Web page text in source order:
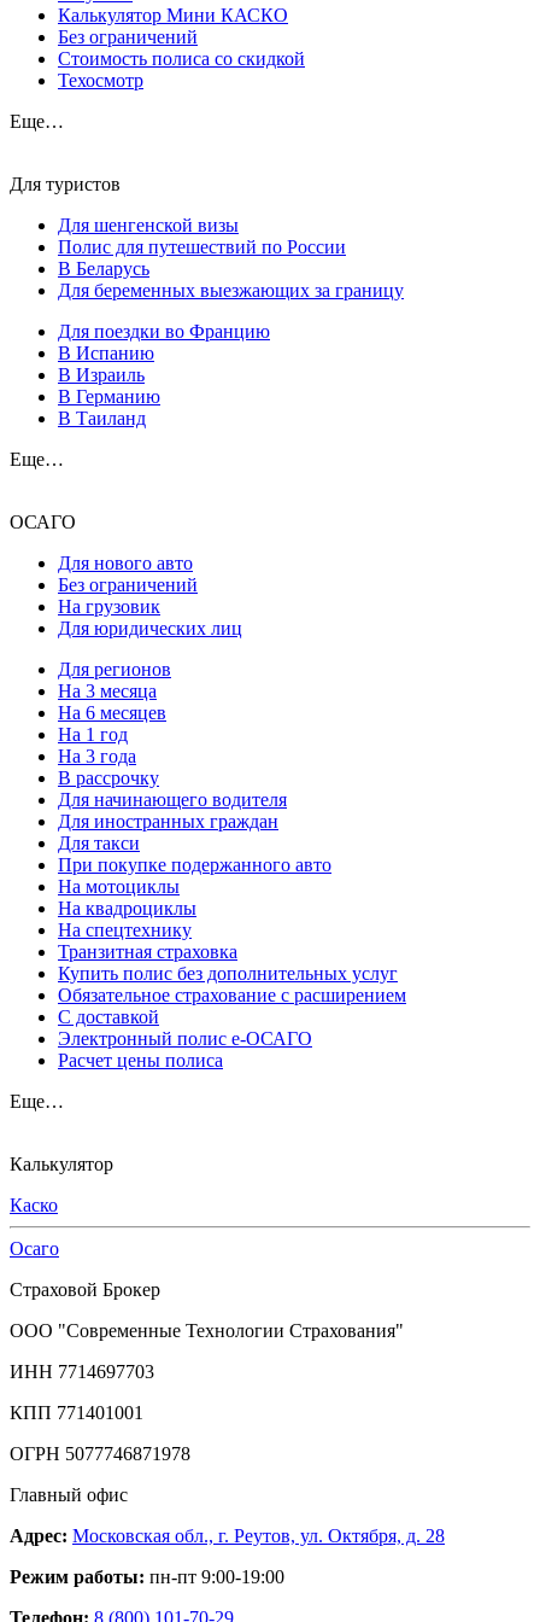
Калькулятор Мини КАСКО
Без ограничений
Стоимость полиса со скидкой
Техосмотр
Еще…
Для туристов
Для шенгенской визы
Полис для путешествий по России
В Беларусь
Для беременных выезжающих за границу
Для поездки во Францию
В Испанию
В Израиль
В Германию
В Таиланд
Еще…
ОСАГО
Для нового авто
Без ограничений
На грузовик
Для юридических лиц
Для регионов
На 3 месяца
На 6 месяцев
На 1 год
На 3 года
В рассрочку
Для начинающего водителя
Для иностранных граждан
Для такси
При покупке подержанного авто
На мотоциклы
На квадроциклы
На спецтехнику
Транзитная страховка
Купить полис без дополнительных услуг
Обязательное страхование с расширением
С доставкой
Электронный полис е-ОСАГО
Расчет цены полиса
Еще…
Калькулятор
Каско
Осаго
Страховой Брокер
ООО "Современные Технологии Страхования"
ИНН 7714697703
КПП 771401001
ОГРН 5077746871978
Главный офис
Адрес: Московская обл., г. Реутов, ул. Октября, д. 28
Режим работы: пн-пт 9:00-19:00
Телефон: 8 (800) 101-70-29